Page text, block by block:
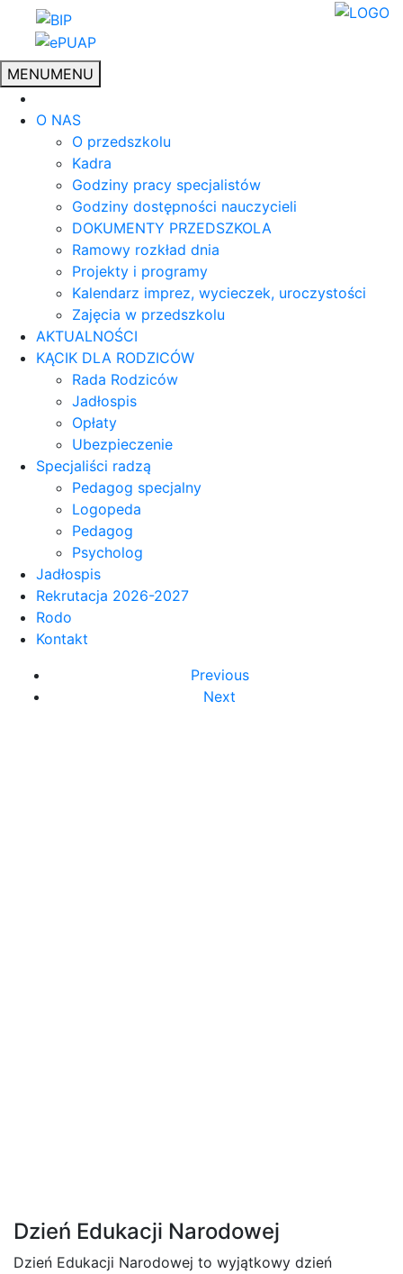
MENUMENU
O NAS
O przedszkolu
Kadra
Godziny pracy specjalistów
Godziny dostępności nauczycieli
DOKUMENTY PRZEDSZKOLA
Ramowy rozkład dnia
Projekty i programy
Kalendarz imprez, wycieczek, uroczystości
Zajęcia w przedszkolu
AKTUALNOŚCI
KĄCIK DLA RODZICÓW
Rada Rodziców
Jadłospis
Opłaty
Ubezpieczenie
Specjaliści radzą
Pedagog specjalny
Logopeda
Pedagog
Psycholog
Jadłospis
Rekrutacja 2026-2027
Rodo
Kontakt
Previous
Next
Dzień Edukacji Narodowej
Dzień Edukacji Narodowej to wyjątkowy dzień